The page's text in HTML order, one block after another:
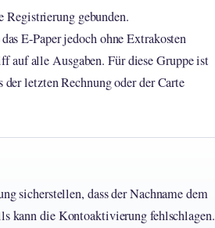
gebunden.
E-Paper jedoch ohne Extrakosten
auf alle Ausgaben. Für diese Gruppe ist
letzten Rechnung oder der Carte
sicherstellen, dass der Nachname dem
kann die Kontoaktivierung fehlschlagen.